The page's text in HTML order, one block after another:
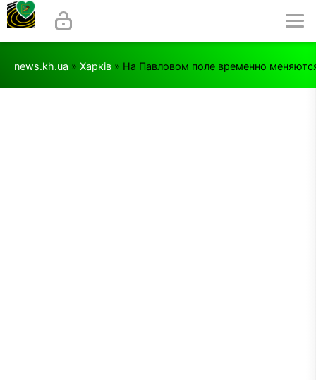
news.kh.ua » Харків » На Павловом поле временно